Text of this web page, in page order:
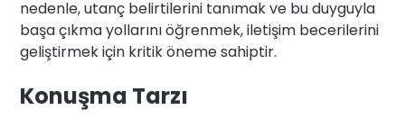
nedenle, utanç belirtilerini tanımak ve bu duyguyla
başa çıkma yollarını öğrenmek, iletişim becerilerini
geliştirmek için kritik öneme sahiptir.
Konuşma Tarzı